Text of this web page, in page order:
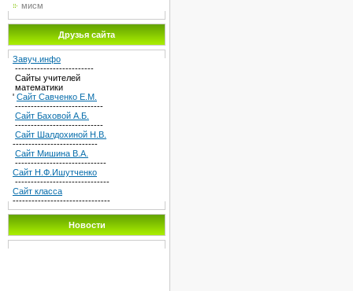
мисм
Друзья сайта
Завуч.инфо
-------------------------
Сайты учителей
математики
' Сайт Савченко Е.М.
----------------------------
Сайт Баховой А.Б.
----------------------------
Сайт Шалдохиной Н.В.
---------------------------
Сайт Мишина В.А.
-----------------------------
Сайт Н.Ф.Ишутченко
------------------------------
Сайт класса
-------------------------------
Новости